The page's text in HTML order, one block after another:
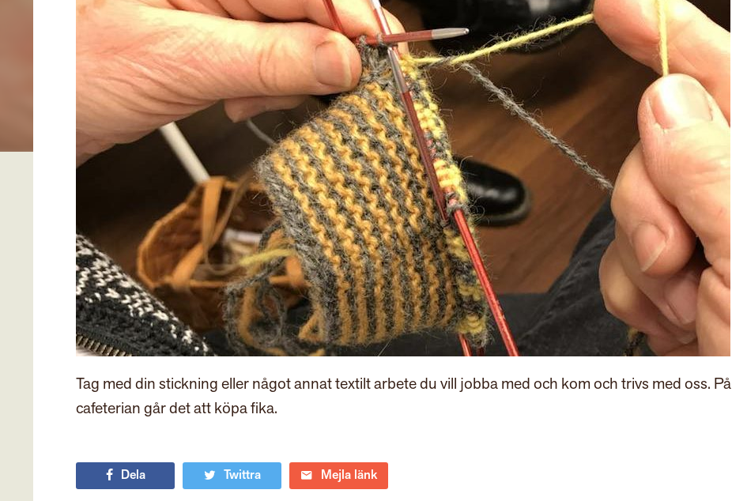
Tag med din stickning eller något annat textilt arbete du vill jobba med och kom och trivs med oss. På
cafeterian går det att köpa fika.
Dela Twittra Mejla länk